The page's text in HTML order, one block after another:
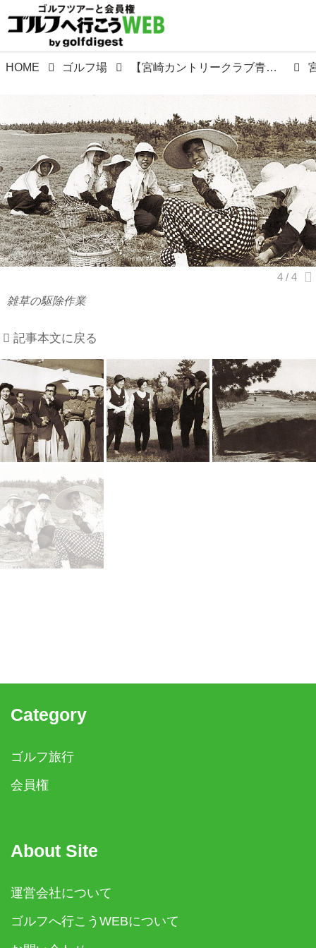
HOME ゴルフ場 【宮崎カントリークラブ青島コース】市役所裏の材木置場、競馬場から宮崎のゴルフは始まった。昭和36年、三好徳行設計
雑草の駆除作業
記事本文に戻る
Category
ゴルフ旅行
会員権
About Site
運営会社について
ゴルフへ行こうWEBについて